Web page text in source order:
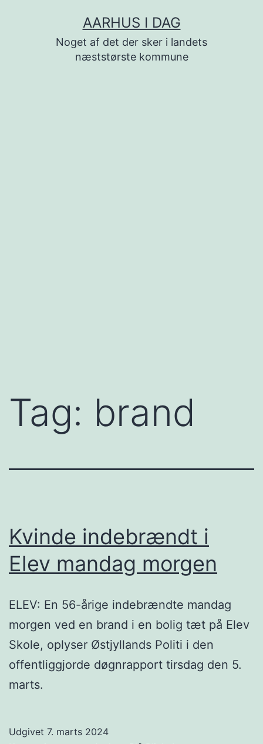
AARHUS I DAG
Noget af det der sker i landets
næststørste kommune
Tag: brand
Kvinde indebrændt i
Elev mandag morgen
ELEV: En 56-årige indebrændte mandag
morgen ved en brand i en bolig tæt på Elev
Skole, oplyser Østjyllands Politi i den
offentliggjorde døgnrapport tirsdag den 5.
marts.
Udgivet 7. marts 2024